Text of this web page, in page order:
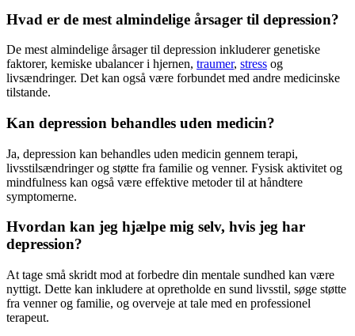
Hvad er de mest almindelige årsager til depression?
De mest almindelige årsager til depression inkluderer genetiske
faktorer, kemiske ubalancer i hjernen, traumer, stress og
livsændringer. Det kan også være forbundet med andre medicinske
tilstande.
Kan depression behandles uden medicin?
Ja, depression kan behandles uden medicin gennem terapi,
livsstilsændringer og støtte fra familie og venner. Fysisk aktivitet og
mindfulness kan også være effektive metoder til at håndtere
symptomerne.
Hvordan kan jeg hjælpe mig selv, hvis jeg har
depression?
At tage små skridt mod at forbedre din mentale sundhed kan være
nyttigt. Dette kan inkludere at opretholde en sund livsstil, søge støtte
fra venner og familie, og overveje at tale med en professionel
terapeut.